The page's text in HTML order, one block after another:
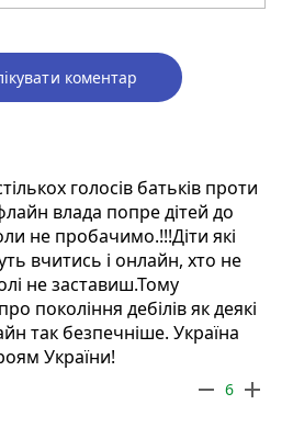
коментар
голосів батьків проти
влада попре дітей до
не пробачимо.!!!Діти які
вчитись і онлайн, хто не
не заставиш.Тому
покоління дебілів як деякі
так безпечніше. Україна
України!
remove 6 add